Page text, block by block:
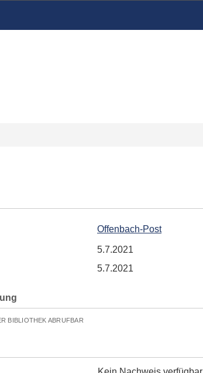
Offenbach-Post
5.7.2021
5.7.2021
BIBLIOTHEK ABRUFBAR